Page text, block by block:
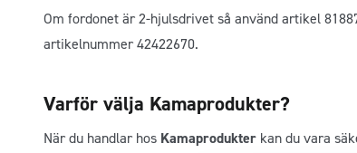
Om fordonet är 2-hjulsdrivet så använd artikel
artikelnummer 42422670.
Varför välja Kamaprodukter?
När du handlar hos Kamaprodukter kan du vara